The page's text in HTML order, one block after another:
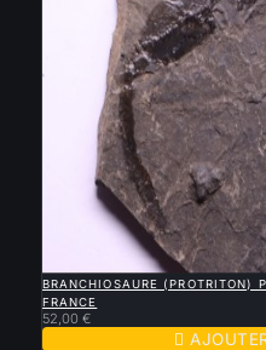
APERÇU RAPIDE
BRANCHIOSAURE (PROTRITON)
FRANCE
52,00 €
